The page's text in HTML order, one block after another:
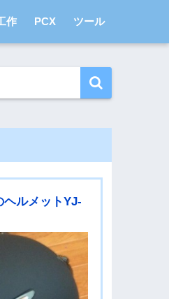
作 PCX ツール
ルメットYJ-